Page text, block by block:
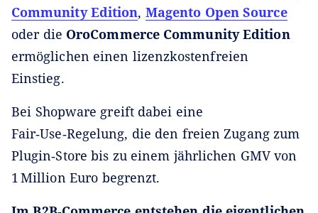
Community Edition, Magento Open Source
oder die OroCommerce Community Edition
ermöglichen einen lizenzkostenfreien
Einstieg.
Bei Shopware greift dabei eine
Fair‑Use‑Regelung, die den freien Zugang zum
Plugin‑Store bis zu einem jährlichen GMV von
1 Million Euro begrenzt.